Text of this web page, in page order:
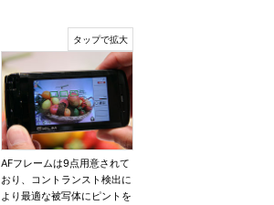
AFフレームは9点用意されて
おり、コントランスト検出に
より最適な被写体にピントを